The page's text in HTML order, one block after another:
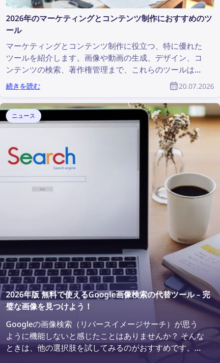
2026年のマーケティングとコンテンツ制作におすすめのツ
ール
マーケティングとコンテンツ制作に役立つ、特に優れた
ツールを紹介します。画像や動画の生成、デザイン、コ
ンテンツの検索、著作権管理まで、これらのツールはあ
らゆるマーケティングチームを支援します。この記事で
は、マーケティング担当者やプロダクトデザイナーにお
すすめのマーケティング・コンテンツ制作ツールをまと
めています。
続きを読む 20.07.2026
ニュース
2026年版 無料で使えるGoogle画像検索の代替ツール – 完
璧な画像を見つけよう！
Googleの画像検索（リバースイメージサーチ）が思う
ように機能しないと感じたことはありませんか？ そんな
ときは、他の選択肢を試してみるのがおすすめです。